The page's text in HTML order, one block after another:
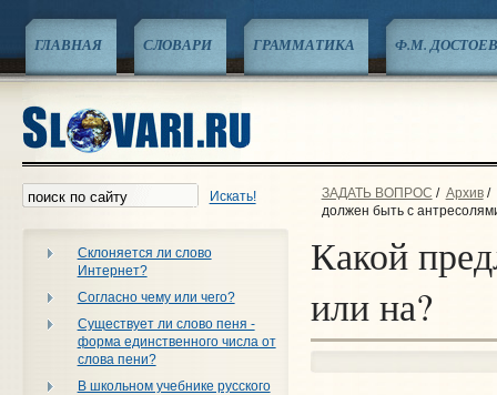
ГЛАВНАЯ СЛОВАРИ ГРАММАТИКА Ф.М.
Искать!
Склоняется ли слово
Интернет?
Согласно чему или чего?
Существует ли слово пеня -
форма единственного числа от
слова пени?
В школьном учебнике русского
ЗАДАТЬ ВОПРОС / Архив/
должен быть с
Какой
или на?